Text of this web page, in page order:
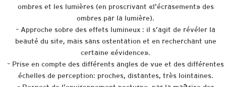
ombres et les lumières (en proscrivant «l’écrasement» des
ombres par la lumière).
– Approche sobre des effets lumineux : il s’agit de révéler la
beauté du site, mais sans ostentation et en recherchant une
certaine «évidence».
– Prise en compte des différents angles de vue et des différentes
échelles de perception: proches, distantes, très lointaines.